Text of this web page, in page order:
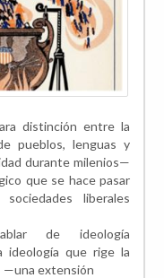
distinción entre la
pueblos, lenguas y
durante milenios—
que se hace pasar
liberales
de ideología
ideología que rige la
—una extensión